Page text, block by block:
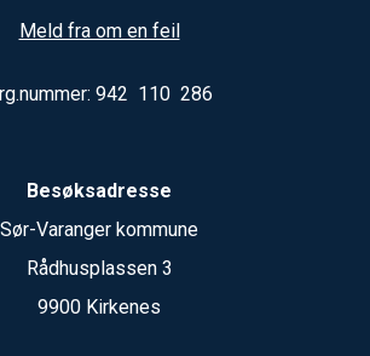
Meld fra om en feil
942 110 286
Besøksadresse
Sør-Varanger kommune
Rådhusplassen 3
9900 Kirkenes